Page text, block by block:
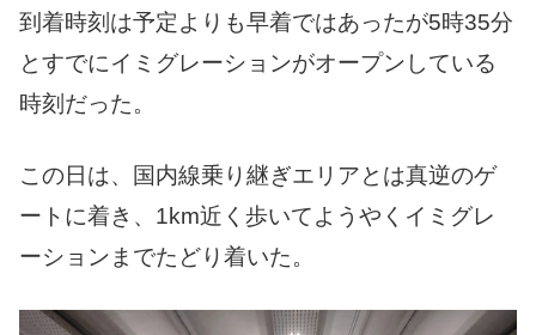
到着時刻は予定よりも早着ではあったが5時35分
とすでにイミグレーションがオープンしている
時刻だった。
この日は、国内線乗り継ぎエリアとは真逆のゲ
ートに着き、1km近く歩いてようやくイミグレ
ーションまでたどり着いた。